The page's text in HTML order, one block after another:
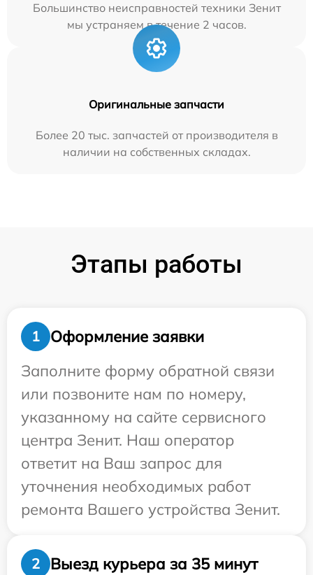
Большинство неисправностей техники Зенит
мы устраняем в течение 2 часов.
Оригинальные запчасти
Более 20 тыс. запчастей от производителя в
наличии на собственных складах.
Этапы работы
1
Оформление заявки
Заполните форму обратной связи
или позвоните нам по номеру,
указанному на сайте сервисного
центра Зенит. Наш оператор
ответит на Ваш запрос для
уточнения необходимых работ
ремонта Вашего устройства Зенит.
2 Выезд курьера за 35 минут